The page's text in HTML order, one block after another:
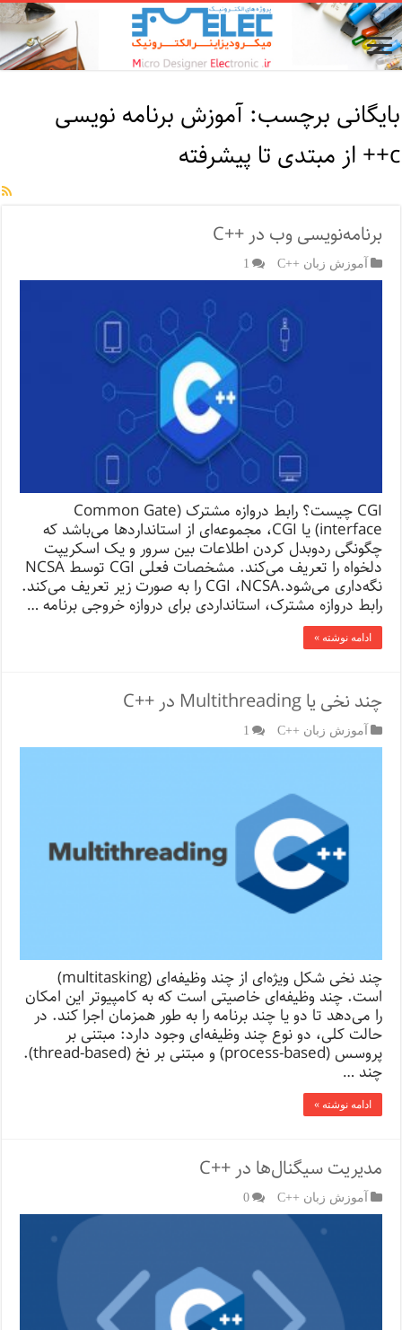
بایگانی برچسب:آموزش برنامه نویسی
c++ از مبتدی تا پیشرفته
برنامه‌نویسی وب در ++C
آموزش زبان ++C 1
CGI چیست؟ رابط دروازه مشترک (Common Gate
interface) یا CGI، مجموعه‌ای از استانداردها می‌باشد که
چگونگی ردوبدل کردن اطلاعات بین سرور و یک اسکریپت
دلخواه را تعریف می‌کند. مشخصات فعلی CGI توسط NCSA
نگه‌داری می‌شود.CGI ،NCSA را به صورت زیر تعریف می‌کند.
رابط دروازه مشترک، استانداردی برای دروازه خروجی برنامه …
ادامه نوشته »
چند نخی یا Multithreading در ++C
آموزش زبان ++C 1
چند نخی شکل ویژه‌ای از چند وظیفه‌ای (multitasking)
است. چند وظیفه‌ای خاصیتی است که به کامپیوتر این امکان
را می‌دهد تا دو یا چند برنامه را به طور همزمان اجرا کند. در
حالت کلی، دو نوع چند وظیفه‌ای وجود دارد: مبتنی بر
پروسس‌ (process-based) و مبتنی بر نخ (thread-based).
چند …
ادامه نوشته »
مدیریت سیگنال‌ها در ++C
آموزش زبان ++C 0